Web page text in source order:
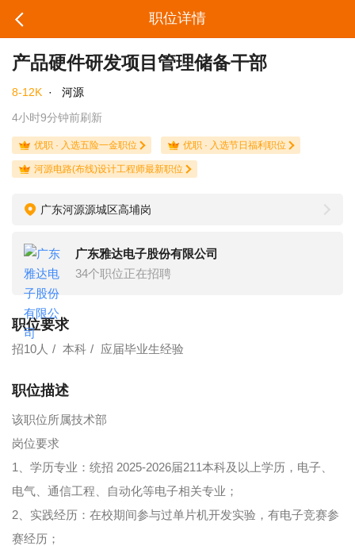
职位详情
产品硬件研发项目管理储备干部
8-12K ·
河源
4小时9分钟前刷新
优职 · 入选五险一金职位 优职 · 入选节日福利职位
河源电路(布线)设计工程师最新职位
广东河源源城区高埔岗
广东雅达电子股份有限公司
34个职位正在招聘
职位要求
招10人 本科 应届毕业生经验
职位描述
该职位所属技术部
岗位要求
1、学历专业：统招 2025-2026届211本科及以上学历，电子、
电气、通信工程、自动化等电子相关专业；
2、实践经历：在校期间参与过单片机开发实验，有电子竞赛参
赛经历；